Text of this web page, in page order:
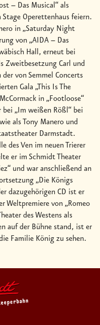
– Das Musical“ als
Stage Operettenhaus feiern.
in „Saturday Night
von „AIDA – Das
Hall, erneut bei
Zweitbesetzung Carl und
von Semmel Concerts
Gala „This Is The
in „Footloose“
bei „Im weißen Rößl“ bei
als Tony Manero und
Darmstadt.
des Ven im neuen Trierer
er im Schmidt Theater
und war anschließend an
„Die Königs
dazugehörigen CD ist er
Weltpremiere von „Romeo
des Westens als
auf der Bühne stand, ist er
Familie König zu sehen.